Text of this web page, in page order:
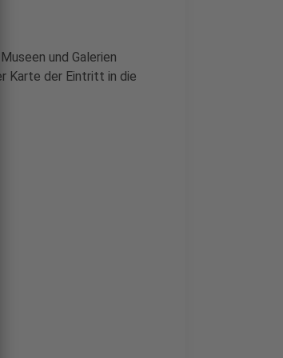
und Galerien
Karte der Eintritt in die